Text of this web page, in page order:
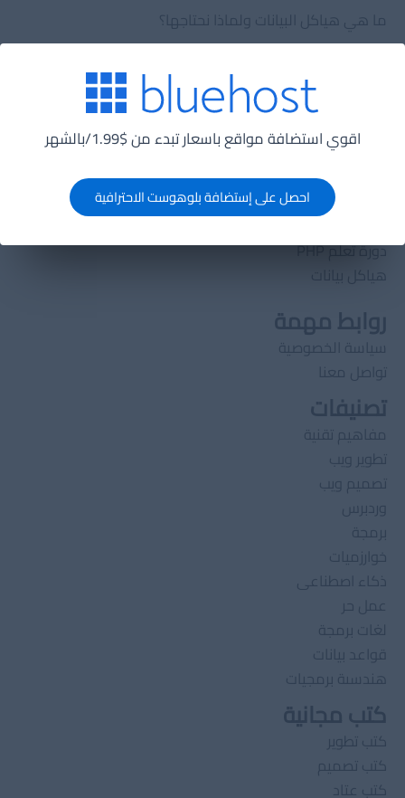
اقوي استضافة مواقع باسعار تبدء من $1.99/بالشهر
احصل على إستضافة بلوهوست الاحترافية
ما هي هياكل البيانات ولماذا نحتاجها؟
الإهتمام بها؟
الدورات
الدورات
تصميم قواعد بيانات
دورة تعلم PHP
هياكل بيانات
روابط مهمة
سياسة الخصوصية
تواصل معنا
تصنيفات
مفاهيم تقنية
تطوير ويب
تصميم ويب
وردبرس
برمجة
خوارزميات
ذكاء اصطناعى
عمل حر
لغات برمجة
قواعد بيانات
هندسىة برمجيات
كتب مجانية
كتب تطوير
كتب تصميم
كتب عتاد